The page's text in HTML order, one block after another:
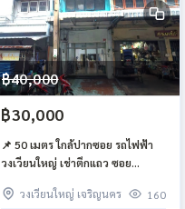
฿40,000
฿30,000
📌 50 เมตร ใกล้ปากซอย รถไฟฟ้า
วงเวียนใหญ่ เช่าตึกแถว ซอย
ออฟฟิศ คลินิก โรงเรียนพิเศษ📌
วงเวียนใหญ่ เจริญนคร 160